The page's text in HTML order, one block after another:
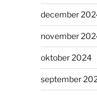
december
november
oktober 2024
september